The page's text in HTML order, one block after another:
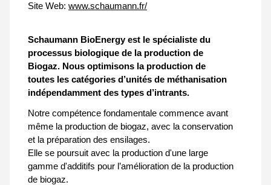
Site Web: www.schaumann.fr/
Schaumann BioEnergy est le spécialiste du
processus biologique de la production de
Biogaz. Nous optimisons la production de
toutes les catégories d’unités de méthanisation
indépendamment des types d’intrants.
Notre compétence fondamentale commence avant
même la production de biogaz, avec la conservation
et la préparation des ensilages.
Elle se poursuit avec la production d'une large
gamme d'additifs pour l’amélioration de la production
de biogaz.